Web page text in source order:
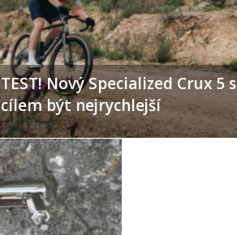
TEST! Nový Specialized Crux 5 s
cílem být nejrychlejší